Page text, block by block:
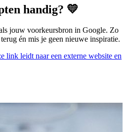
handig? 💛
jouw voorkeursbron in Google. Zo
én mis je geen nieuwe inspiratie.
link leidt naar een externe website en